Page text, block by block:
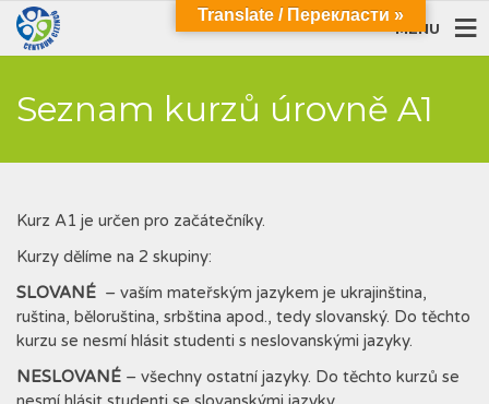
MENU
Seznam kurzů úrovně A1
Kurz A1 je určen pro začátečníky.
Kurzy dělíme na 2 skupiny:
SLOVANÉ – vaším mateřským jazykem je ukrajinština,
ruština, běloruština, srbština apod., tedy slovanský. Do těchto
kurzu se nesmí hlásit studenti s neslovanskými jazyky.
NESLOVANÉ – všechny ostatní jazyky. Do těchto kurzů se
Translate / Перекласти »